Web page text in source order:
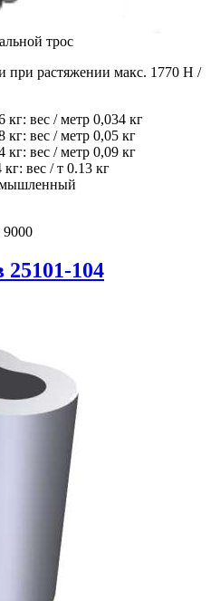
трос
при растяжении макс. 1770 Н /
вес / метр 0,034 кг
вес / метр 0,05 кг
вес / метр 0,09 кг
вес / т 0.13 кг
9000
25101-104